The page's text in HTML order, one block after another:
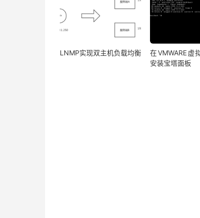
LNMP实现双主机负载均衡
在VMWARE虚
安装宝塔面板